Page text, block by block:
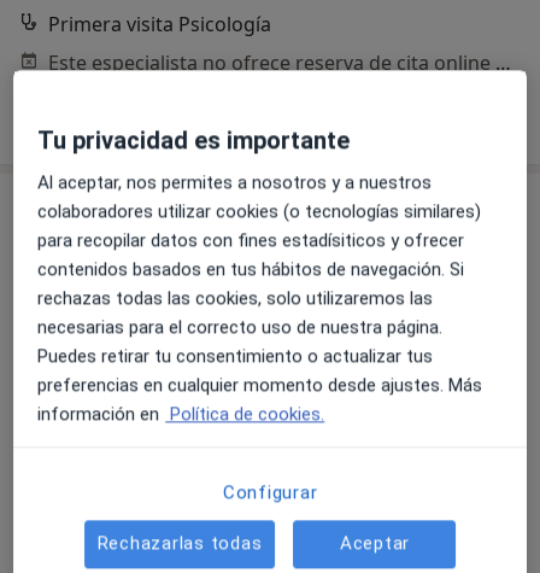
Primera visita Psicología
Este especialista no ofrece reserva de cita online en esta dirección.
Hospital Quirón Málaga
Psicólogo, Acupuntor, Alergólogo·Ver más
Avenida Imperio Argentina 1, Málaga
Hospital Quirón Málaga
Acepta Mutua Manresana
Tu privacidad es importante
Al aceptar, nos permites a nosotros y a nuestros
colaboradores utilizar cookies (o tecnologías similares)
para recopilar datos con fines estadísiticos y ofrecer
contenidos basados en tus hábitos de navegación. Si
rechazas todas las cookies, solo utilizaremos las
necesarias para el correcto uso de nuestra página.
Puedes retirar tu consentimiento o actualizar tus
preferencias en cualquier momento desde ajustes. Más
información en Política de cookies.
Configurar
Rechazarlas todas Aceptar